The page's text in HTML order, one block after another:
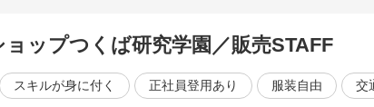
ョップつくば研究学園／販売STAFF
スキルが身に付く 正社員登用あり 服装自由 交